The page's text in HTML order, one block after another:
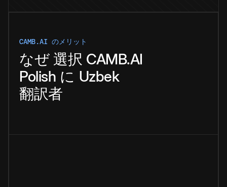
CAMB.AI のメリット
なぜ 選択 CAMB.AI
Polish に Uzbek
翻訳者